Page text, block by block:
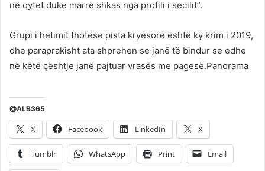
në qytet duke marrë shkas nga profili i secilit”.
Grupi i hetimit thotëse pista kryesore është ky krim i 2019,
dhe paraprakisht ata shprehen se janë të bindur se edhe
në këtë çështje janë pajtuar vrasës me pagesë.Panorama
@ALB365
X Facebook LinkedIn X
Tumblr WhatsApp Print Email